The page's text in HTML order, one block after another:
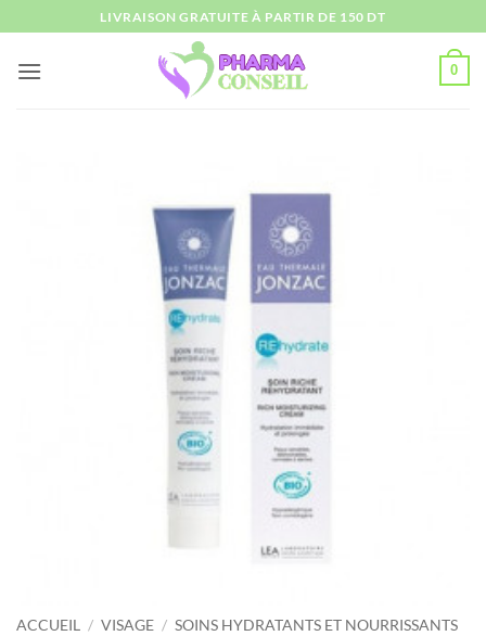
au
contenu
LIVRAISON GRATUITE À PARTIR DE 150 DT
0
ACCUEIL / VISAGE / SOINS HYDRATANTS ET NOURRISSANTS